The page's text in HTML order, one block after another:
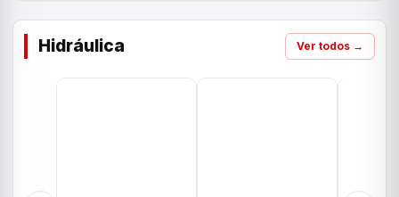
Hidráulica Ver todos →